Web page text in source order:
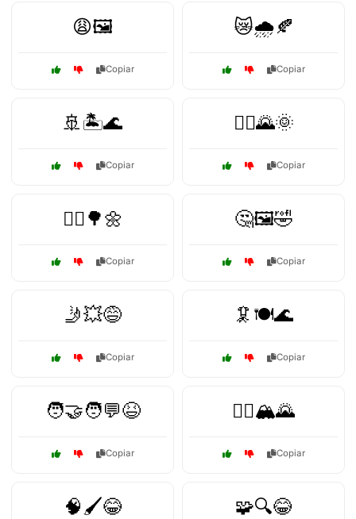
😩🖼️
Copiar
😿🌧️🍂
Copiar
🚢🏝️🌊
Copiar
🚴‍♀️🌄🌞
Copiar
🚶‍♂️🌳🌼
Copiar
🤔🖼️🤣
Copiar
🤳💥😅
Copiar
🦑🍽️🌊
Copiar
🧑‍🤝‍🧑💬😆
Copiar
🧗‍♂️🏔️🌄
Copiar
🧠🖌️😂 🧩🔍😂